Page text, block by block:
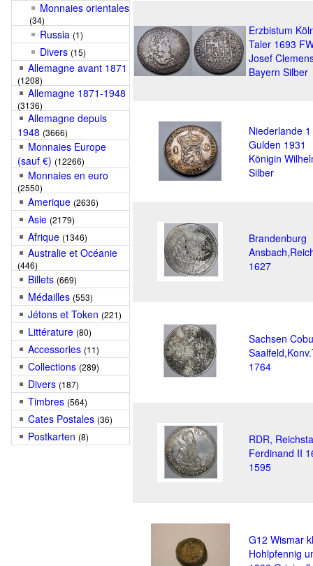
Monnaies orientales
(34)
Russia (1)
Divers (15)
Allemagne avant 1871
(1208)
Allemagne 1871-1948
(3136)
Allemagne depuis
1948 (3666)
Monnaies Europe
(sauf €) (12266)
Monnaies en euro
(2550)
Amerique (2636)
Asie (2179)
Afrique (1346)
Australie et Océanie
(446)
Billets (669)
Médailles (553)
Jétons et Token (221)
Littérature (80)
Accessories (11)
Collections (289)
Divers (187)
Timbres (564)
Cates Postales (36)
Postkarten (8)
Erzbistum
Taler 1693
Josef
Bayern Silber
Niederlande 1
Gulden 1931
Königin
Silber
Brandenburg
1627
Sachsen
1764
RDR,
Ferdinand II
1595
G12 Wismar
Hohlpfennig